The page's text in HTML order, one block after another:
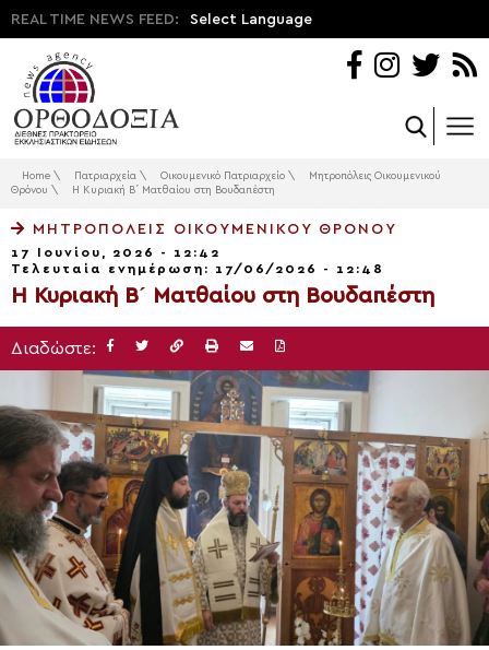
REAL TIME NEWS FEED: Select Language
Home \ Πατριαρχεία \ Οικουμενικό Πατριαρχείο \
Μητροπόλεις Οικουμενικού
Θρόνου \ H Κυριακή Β´ Ματθαίου στη Βουδαπέστη
ΜΗΤΡΟΠΌΛΕΙΣ ΟΙΚΟΥΜΕΝΙΚΟΎ ΘΡΌΝΟΥ
17 Ιουνίου, 2026 - 12:42
Τελευταία ενημέρωση: 17/06/2026 - 12:48
H Κυριακή Β´ Ματθαίου στη Βουδαπέστη
Διαδώστε: